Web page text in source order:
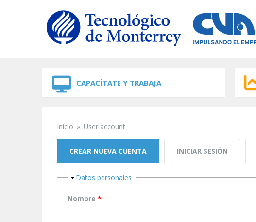
CAPACÍTATE Y TRABAJA
Se encuentra usted aquí
Inicio » User account
Solapas principales
CREAR NUEVA CUENTA (SOLAPA ACTIVA)
INICIAR SESIÓN
Ocultar
Datos personales
Nombre *